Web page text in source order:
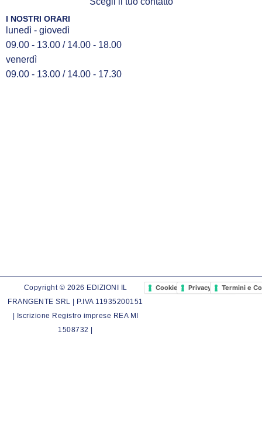
I NOSTRI ORARI
lunedì - giovedì
09.00 - 13.00 / 14.00 - 18.00
venerdì
09.00 - 13.00 / 14.00 - 17.30
Copyright © 2026 EDIZIONI IL
FRANGENTE SRL | P.IVA 11935200151
| Iscrizione Registro imprese REA MI
1508732 |
Cookie PolicyPrivacy PolicyTermini e